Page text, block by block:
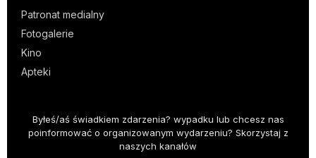
Patronat medialny
Fotogalerie
Kino
Apteki
Byłeś/aś świadkiem zdarzenia? wypadku lub chcesz nas
poinformować o organizowanym wydarzeniu? Skorzystaj z
naszych kanałów